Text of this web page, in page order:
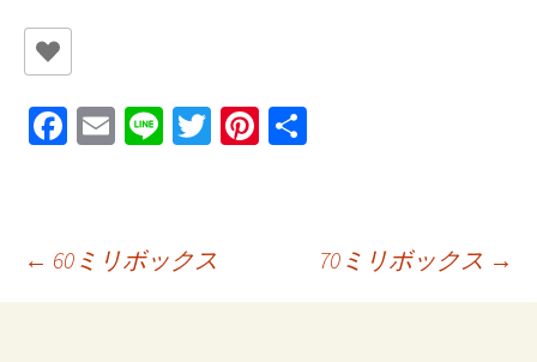
Fa
o
o
k
E
l
Li T
er
Pi
投
← 60ミリボックス 70ミリボックス →